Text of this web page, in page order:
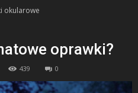
okularowe
oprawki?
439 0